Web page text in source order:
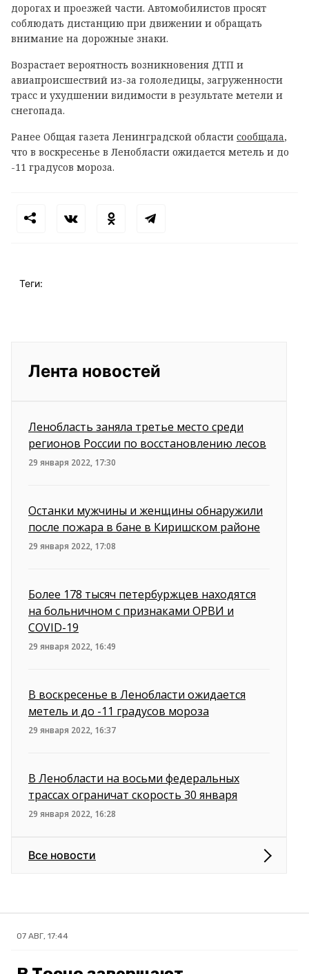
дорогах и проезжей части. Автомобилистов просят
соблюдать дистанцию при движении и обращать
внимание на дорожные знаки.
Возрастает вероятность возникновения ДТП и
авиапроисшествий из-за гололедицы, загруженности
трасс и ухудшении видимости в результате метели и
снегопада.
Ранее Общая газета Ленинградской области сообщала,
что в воскресенье в Ленобласти ожидается метель и до
-11 градусов мороза.
Теги:
Лента новостей
Ленобласть заняла третье место среди
регионов России по восстановлению лесов
29 января 2022, 17:30
Останки мужчины и женщины обнаружили
после пожара в бане в Киришском районе
29 января 2022, 17:08
Более 178 тысяч петербуржцев находятся
на больничном с признаками ОРВИ и
COVID-19
29 января 2022, 16:49
В воскресенье в Ленобласти ожидается
метель и до -11 градусов мороза
29 января 2022, 16:37
В Ленобласти на восьми федеральных
трассах ограничат скорость 30 января
29 января 2022, 16:28
Все новости
07 АВГ, 17:44